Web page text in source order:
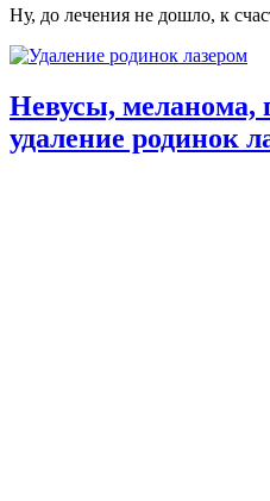
Ну, до лечения не дошло, к
Невусы, меланома,
удаление родинок